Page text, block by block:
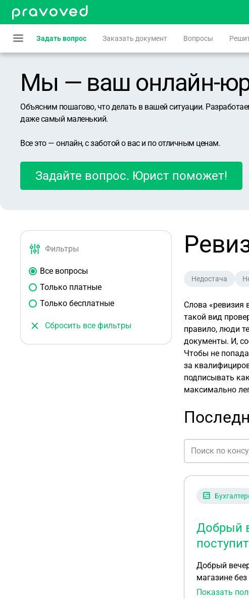
Задать вопрос Заказать документ Вопросы
Мы — ваш онлайн-
Объясним пошагово, что делать в вашей ситуации.
даже самый маленький.
Все это — онлайн, с заботой о вас и по отличным ценам.
Задайте вопрос. Юрист поможет!
Фильтры
Все вопросы
Только платные
Только бесплатные
Сбросить все фильтры
Недостача
Слова «ревизия
такой вид
правило, люди
документы. И,
Чтобы не
за
подписывать
максимально
Добрый
Добрый
магазине
меня много
Показать